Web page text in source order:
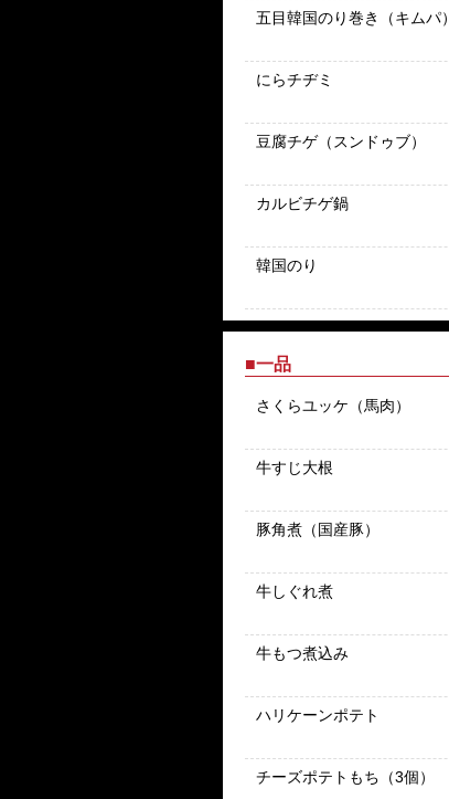
五目韓国のり巻き（キムパ）
にらチヂミ
豆腐チゲ（スンドゥブ）
カルビチゲ鍋
韓国のり
■一品
さくらユッケ（馬肉）
牛すじ大根
豚角煮（国産豚）
牛しぐれ煮
牛もつ煮込み
ハリケーンポテト
チーズポテトもち（3個）